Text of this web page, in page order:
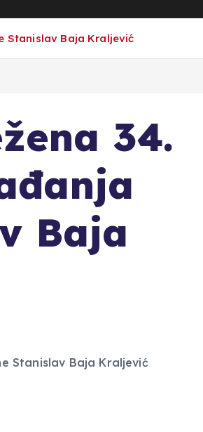
Stanislav Baja Kraljević
34.
Baja